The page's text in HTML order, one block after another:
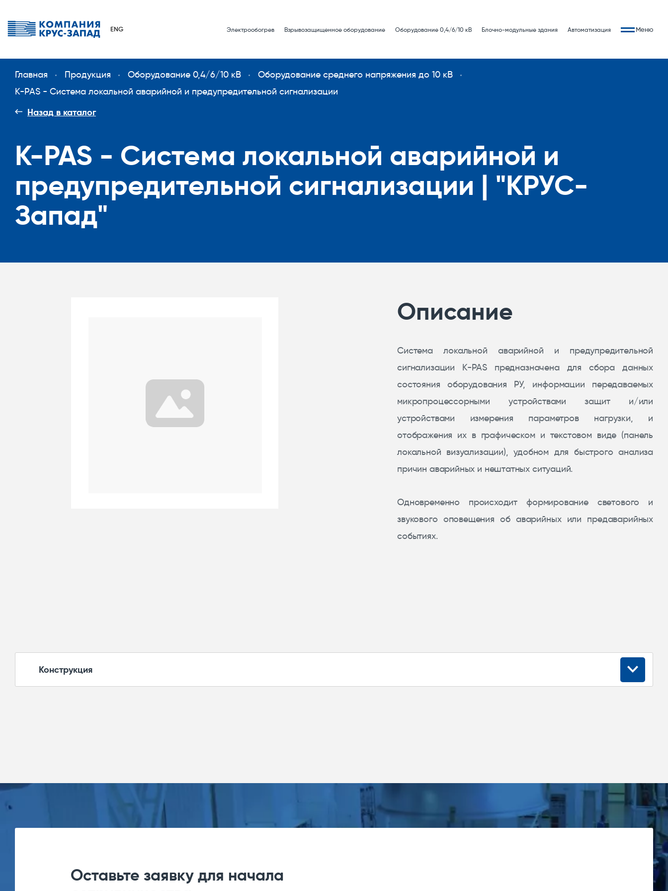
ENG Электрообогрев Взрывозащищенное оборудование Оборудование 0,4/6/10 кВ Блочно-модульные здания Автоматизация Меню
Главная Продукция Оборудование 0,4/6/10 кВ
Оборудование среднего напряжения до 10 кВ
K-PAS - Система локальной аварийной и предупредительной сигнализации
Назад в каталог
K-PAS - Система локальной аварийной и
предупредительной сигнализации | "КРУС-
Запад"
Описание
Система локальной аварийной и предупредительной
сигнализации K-PAS предназначена для сбора данных
состояния оборудования РУ, информации передаваемых
микропроцессорными устройствами защит и/или
устройствами измерения параметров нагрузки, и
отображения их в графическом и текстовом виде (панель
локальной визуализации), удобном для быстрого анализа
причин аварийных и нештатных ситуаций.
Одновременно происходит формирование светового и
звукового оповещения об аварийных или предаварийных
событиях.
Конструкция
При использовании конструктива присоединений выкатного типа любого исполнения – данные о положении выкатного элемента либо
Измерения электрических параметров всех присоединений в текущий момент времени и накопительным итогом с возможностью
сборным шинам распределительного устройства и в точках присоединения отходящих кабелей. Данные измерения отображаются в
Оставьте заявку для начала